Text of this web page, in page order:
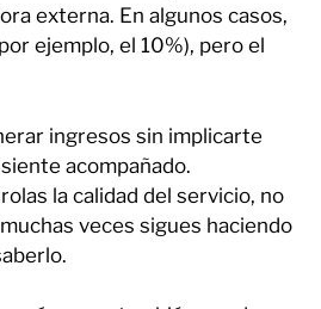
externa. En algunos casos,
ejemplo, el 10%), pero el
ingresos sin implicarte
acompañado.
la calidad del servicio, no
veces sigues haciendo